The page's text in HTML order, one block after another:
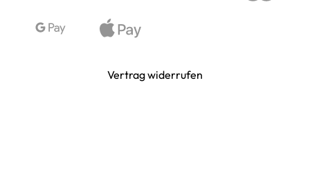
Vertrag widerrufen